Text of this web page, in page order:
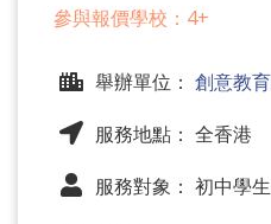
參與報價學校：4+
舉辦單位： 創意教
服務地點： 全香港
服務對象： 初中學生